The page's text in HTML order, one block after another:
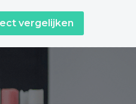
vergelijken